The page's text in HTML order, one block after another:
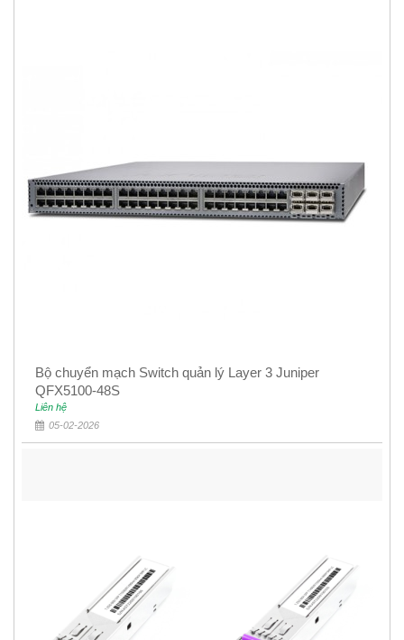
Bộ chuyển mạch Switch quản lý Layer 3 Juniper
QFX5100-48S
Liên hệ
05-02-2026